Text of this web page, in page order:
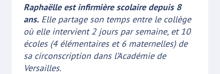
Raphaëlle est infirmière scolaire depuis 8
ans. Elle partage son temps entre le collège
où elle intervient 2 jours par semaine, et 10
écoles (4 élémentaires et 6 maternelles) de
sa circonscription dans l’Académie de
Versailles.